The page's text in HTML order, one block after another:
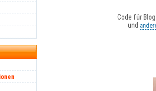
Code für
und